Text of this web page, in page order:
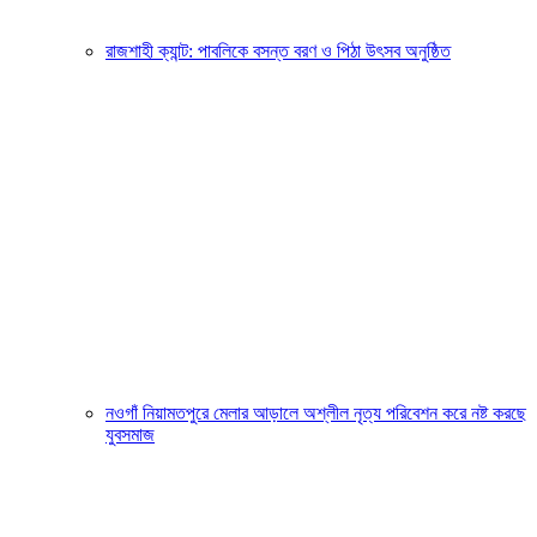
রাজশাহী ক্যান্ট: পাবলিকে বসন্ত বরণ ও পিঠা উৎসব অনুষ্ঠিত
নওগাঁ নিয়ামতপুরে মেলার আড়ালে অশ্লীল নৃত্য পরিবেশন করে নষ্ট করছে
যুবসমাজ